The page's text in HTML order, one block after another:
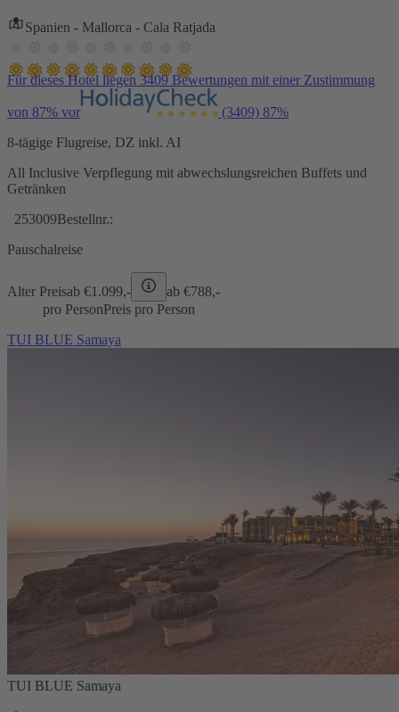
Spanien - Mallorca - Cala Ratjada
Für dieses Hotel liegen 3409 Bewertungen mit einer Zustimmung
von 87% vor (3409) 87%
8-tägige Flugreise, DZ inkl. AI
All Inclusive Verpflegung mit abwechslungsreichen Buffets und
Getränken
253009Bestellnr.:
Pauschalreise
Alter Preisab €1.099,- ab €788,-
pro PersonPreis pro Person
TUI BLUE Samaya
TUI BLUE Samaya